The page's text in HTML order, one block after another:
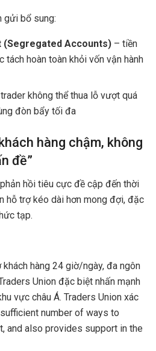
gửi bổ sung:
(Segregated Accounts) – tiền
tách hoàn toàn khỏi vốn vận hành
không thể thua lỗ vượt quá
đòn bẩy tối đa
hàng chậm, không
đề”
hồi tiêu cực đề cập đến thời
hỗ trợ kéo dài hơn mong đợi, đặc
tạp.
hàng 24 giờ/ngày, đa ngôn
Union đặc biệt nhấn mạnh
vực châu Á. Traders Union xác
number of ways to
and also provides support in the